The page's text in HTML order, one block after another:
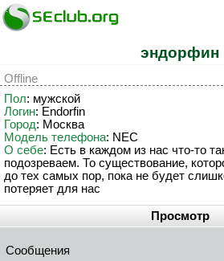
эндорфин
Offline
Пол: мужской
Логин: Endorfin
Город: Москва
Модель телефона: NEC
О себе: Есть в каждом из нас что-то
подозреваем. То существование,
до тех самых пор, пока не будет
потеряет для нас
Просмотр
Сообщения